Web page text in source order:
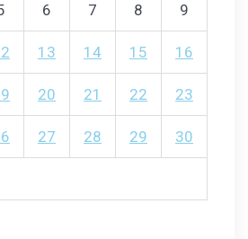
6 7 8 9
13 14 15 16
20 21 22 23
27 28 29 30